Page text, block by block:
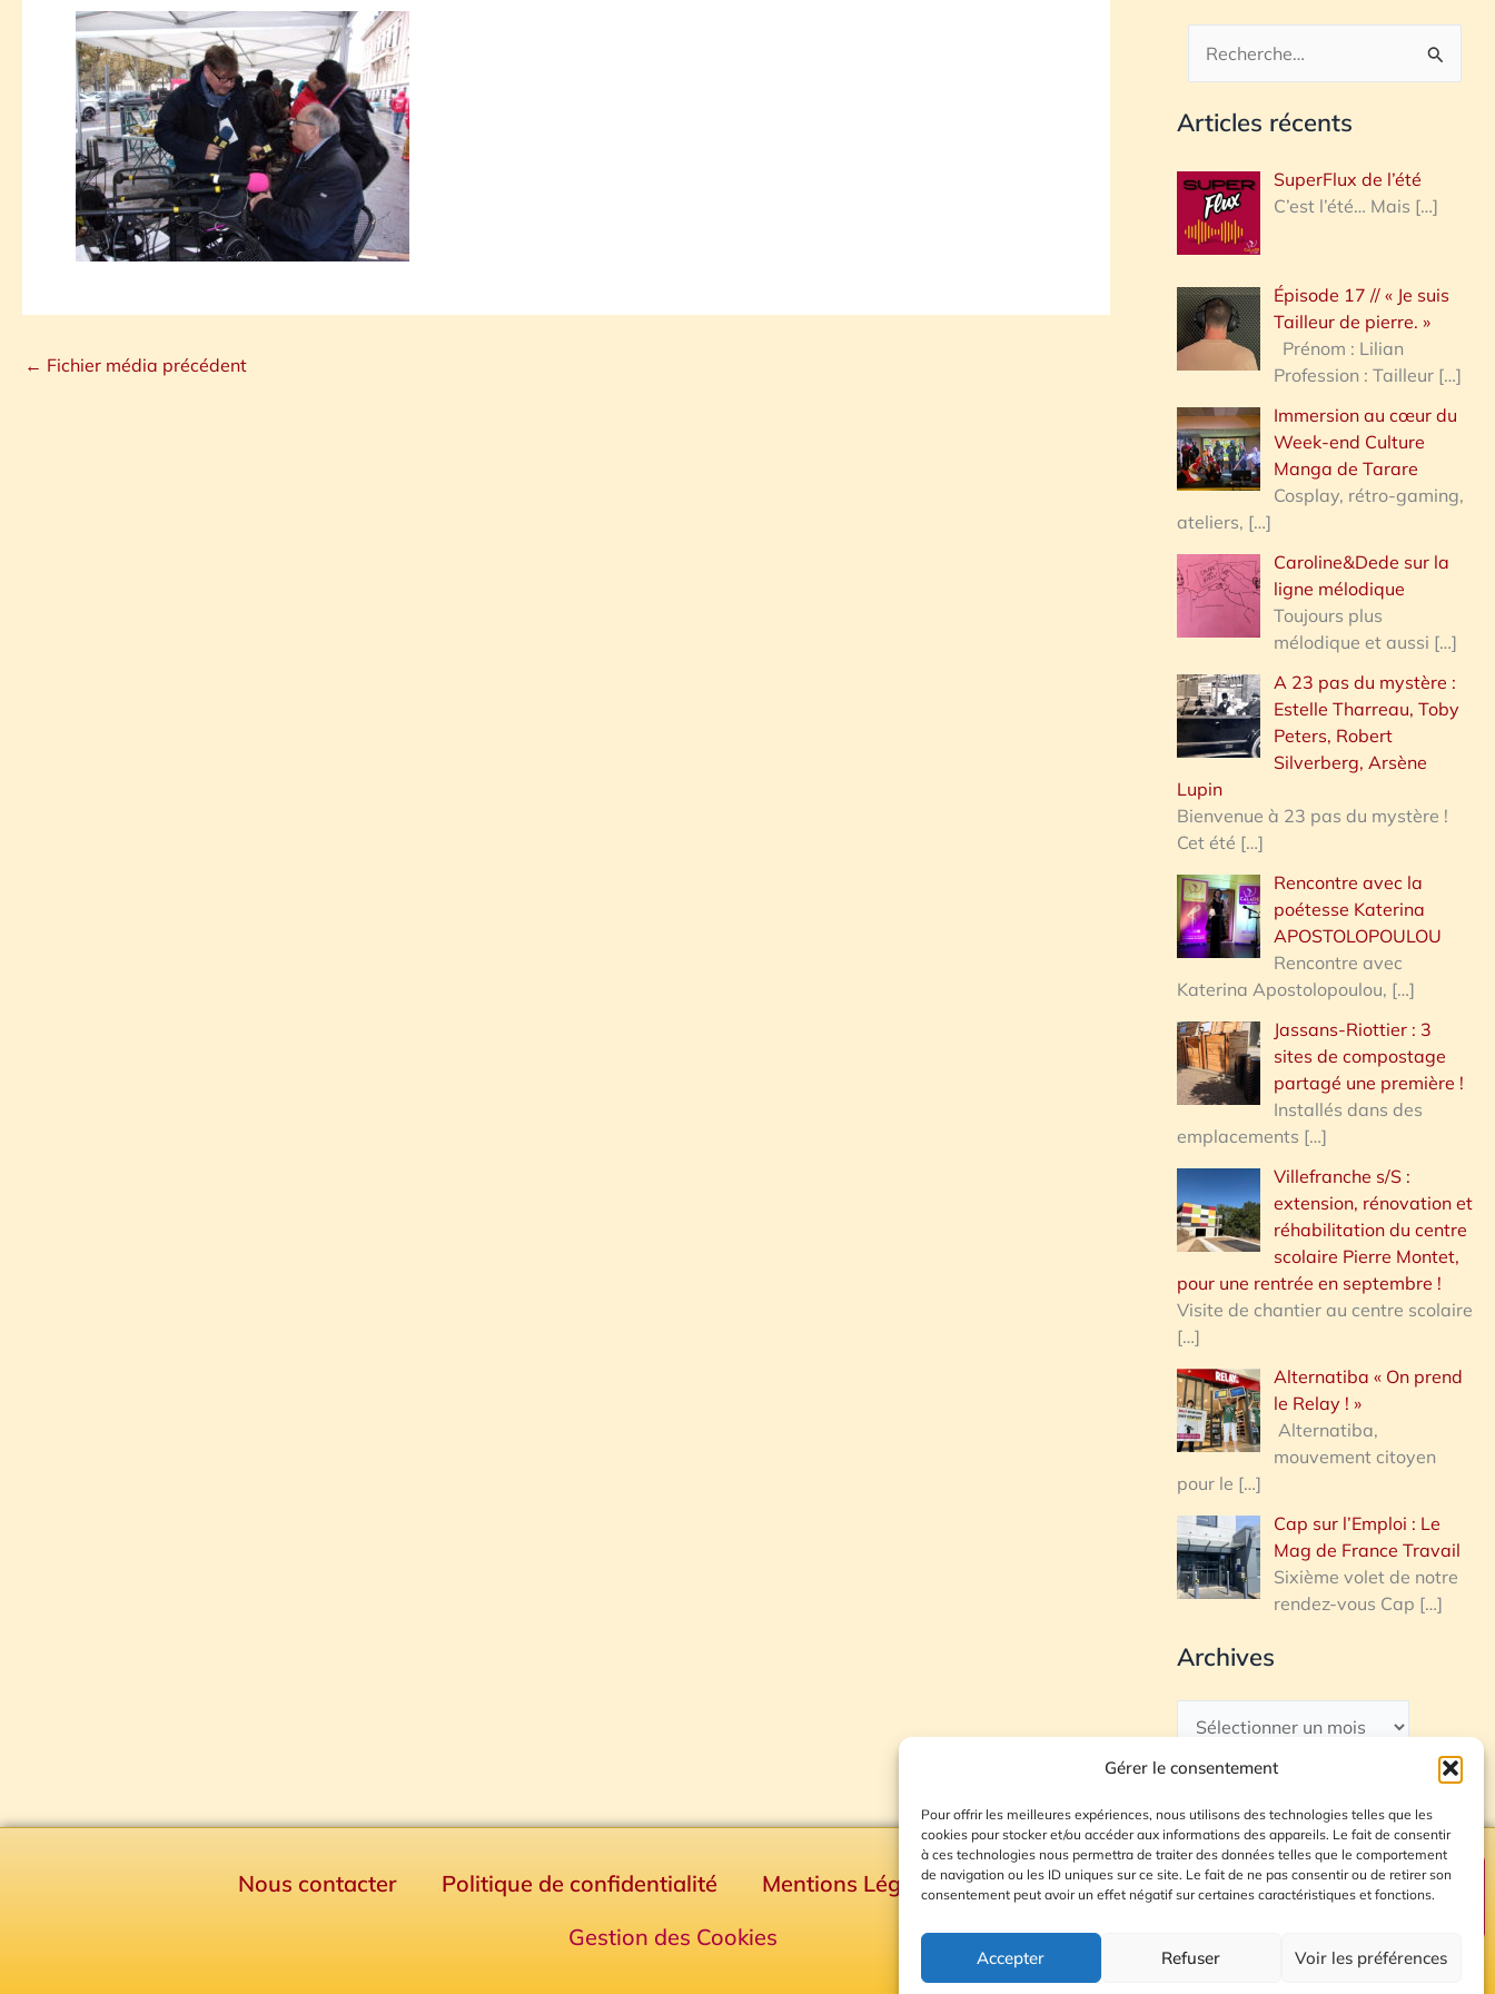
Gérer le consentement
Pour offrir les meilleures expériences, nous utilisons des technologies telles que les
cookies pour stocker et/ou accéder aux informations des appareils. Le fait de consentir
à ces technologies nous permettra de traiter des données telles que le comportement
de navigation ou les ID uniques sur ce site. Le fait de ne pas consentir ou de retirer son
consentement peut avoir un effet négatif sur certaines caractéristiques et fonctions.
Accepter Refuser Voir les préférences
← Fichier média précédent
c
h
r
h
e
:
Articles récents
SuperFlux de l’été
C’est l’été… Mais […]
Épisode 17 // « Je suis
Tailleur de pierre. »
Prénom : Lilian
Profession : Tailleur […]
Immersion au cœur du
Week-end Culture
Manga de Tarare
Cosplay, rétro-gaming,
ateliers, […]
Caroline&Dede sur la
ligne mélodique
Toujours plus
mélodique et aussi […]
A 23 pas du mystère :
Estelle Tharreau, Toby
Peters, Robert
Silverberg, Arsène
Lupin
Bienvenue à 23 pas du mystère !
Cet été […]
Rencontre avec la
poétesse Katerina
APOSTOLOPOULOU
Rencontre avec
Katerina Apostolopoulou, […]
Jassans-Riottier : 3
sites de compostage
partagé une première !
Installés dans des
emplacements […]
Villefranche s/S :
extension, rénovation et
réhabilitation du centre
scolaire Pierre Montet,
pour une rentrée en septembre !
Visite de chantier au centre scolaire
[…]
Alternatiba « On prend
le Relay ! »
Alternatiba,
mouvement citoyen
pour le […]
Cap sur l’Emploi : Le
Mag de France Travail
Sixième volet de notre
rendez-vous Cap […]
Archives
Nous contacter Politique de confidentialité Mentions Légales
Plan du site
Gestion des Cookies